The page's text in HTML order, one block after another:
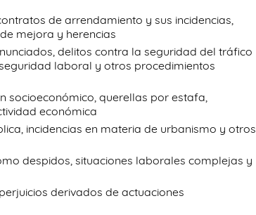
de arrendamiento y sus incidencias,
mejora y herencias
delitos contra la seguridad del tráfico
laboral y otros procedimientos
socioeconómico, querellas por estafa,
económica
incidencias en materia de urbanismo y otros
despidos, situaciones laborales complejas y
derivados de actuaciones